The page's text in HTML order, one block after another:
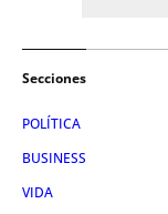
Secciones
POLÍTICA
BUSINESS
VIDA